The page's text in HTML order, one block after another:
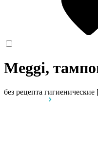
Meggi,
без рецепта гигиенические